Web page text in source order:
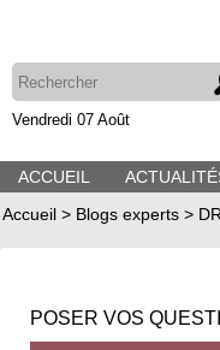
Vendredi 07 Août
ACCUEIL
Accueil > Blogs experts >
POSER VOS